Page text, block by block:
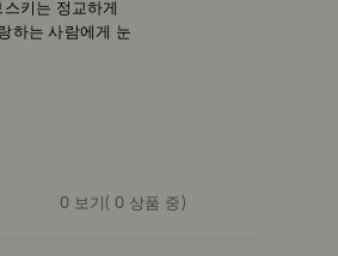
키는 정교하게
하는 사람에게 눈
0 보기( 0 상품 중)